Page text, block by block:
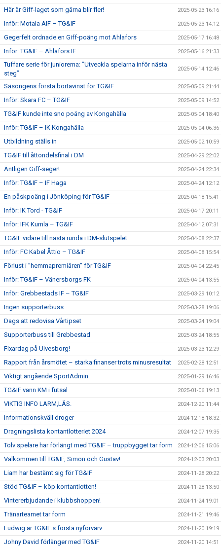
Här är Giff-laget som gärna blir fler! 2025-05-23 16:16
Inför: Motala AIF – TG&IF 2025-05-23 14:12
Gegerfelt ordnade en Giff-poäng mot Ahlafors 2025-05-17 16:48
Inför: TG&IF – Ahlafors IF 2025-05-16 21:33
Tuffare serie för juniorerna: ”Utveckla spelarna inför nästa
steg”
2025-05-14 12:46
Säsongens första bortavinst för TG&IF 2025-05-09 21:44
Inför: Skara FC – TG&IF 2025-05-09 14:52
TG&IF kunde inte sno poäng av Kongahälla 2025-05-04 18:40
Inför: TG&IF – IK Kongahälla 2025-05-04 06:36
Utbildning ställs in 2025-05-02 10:59
TG&IF till åttondelsfinal i DM 2025-04-29 22:02
Äntligen Giff-seger! 2025-04-24 22:34
Inför: TG&IF – IF Haga 2025-04-24 12:12
En påskpoäng i Jönköping för TG&IF 2025-04-18 15:41
Inför: IK Tord - TG&IF 2025-04-17 20:11
Inför: IFK Kumla – TG&IF 2025-04-12 07:31
TG&IF vidare till nästa runda i DM-slutspelet 2025-04-08 22:37
Inför: FC Kabel Åttio – TG&IF 2025-04-08 15:54
Förlust i ”hemmapremiären” för TG&IF 2025-04-04 22:45
Inför: TG&IF – Vänersborgs FK 2025-04-04 13:55
Inför: Grebbestads IF – TG&IF 2025-03-29 10:12
Ingen supporterbuss 2025-03-28 19:06
Dags att redovisa Vårtipset 2025-03-24 19:04
Supporterbuss till Grebbestad 2025-03-24 18:55
Fixardag på Ulvesborg! 2025-03-23 12:29
Rapport från årsmötet – starka finanser trots minusresultat 2025-02-28 12:51
Viktigt angående SportAdmin 2025-01-29 16:46
TG&IF vann KM i futsal 2025-01-06 19:13
VIKTIG INFO LARM,LÄS. 2024-12-20 11:44
Informationskväll droger 2024-12-18 18:32
Dragningslista kontantlotteriet 2024 2024-12-07 19:35
Tolv spelare har förlängt med TG&IF – truppbygget tar form 2024-12-06 15:06
Välkommen till TG&IF, Simon och Gustav! 2024-12-03 20:03
Liam har bestämt sig för TG&IF 2024-11-28 20:22
Stöd TG&IF – köp kontantlotten! 2024-11-28 13:50
Vintererbjudande i klubbshoppen! 2024-11-24 19:01
Tränarteamet tar form 2024-11-21 19:46
Ludwig är TG&IF:s första nyförvärv 2024-11-20 19:19
Johny David förlänger med TG&IF 2024-11-20 14:51